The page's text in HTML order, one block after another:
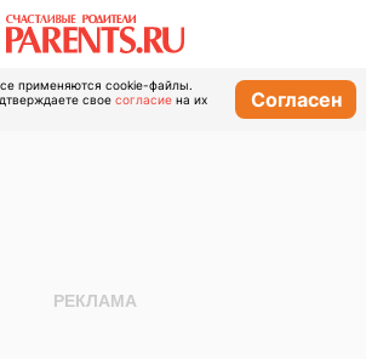
применяются cookie-файлы.
свое согласие на их
Согласен